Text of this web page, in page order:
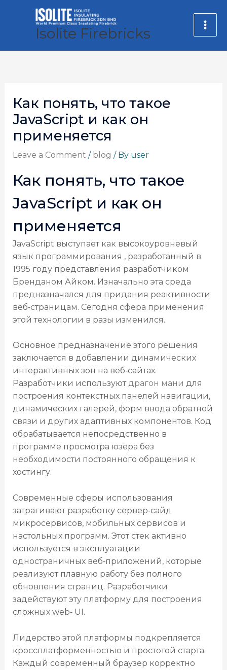
Isolite Firebricks
Как понять, что такое
JavaScript и как он
применяется
Leave a Comment / blog / By user
Как понять, что такое
JavaScript и как он
применяется
JavaScript выступает как высокоуровневый
язык программирования , разработанный в
1995 году представления разработчиком
Бренданом Айком. Изначально эта среда
предназначался для придания реактивности
веб‑страницам. Сегодня сфера применения
этой технологии в разы изменился.
Основное предназначение этого решения
заключается в добавлении динамических
интерактивных зон на веб‑сайтах.
Разработчики используют драгон мани для
построения контекстных панелей навигации,
динамических галерей, форм ввода обратной
связи и других адаптивных компонентов. Код
обрабатывается непосредственно в
программе просмотра юзера без
необходимости постоянного обращения к
хостингу.
Современные сферы использования
затрагивают разработку сервер‑сайд
микросервисов, мобильных сервисов и
настольных программ. Этот стек активно
используется в эксплуатации
одностраничных веб‑приложений, которые
реализуют плавную работу без полного
обновления страниц. Разработчики
задействуют эту платформу для построения
сложных web‑ UI.
Лидерство этой платформы подкрепляется
кроссплатформенностью и простотой старта.
Каждый современный браузер корректно